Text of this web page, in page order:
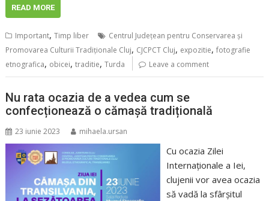
READ MORE
Important,Timp liber
Centrul Județean pentru Conservarea și
Promovarea Culturii Tradiționale Cluj, CJCPCT Cluj, expozitie,fotografie
etnografica, obicei,traditie,Turda Leave a comment
Nu rata ocazia de a vedea cum se
confecționează o cămașă tradițională
23 iunie 2023 mihaela.ursan
Cu ocazia Zilei
Internaționale a Iei,
clujenii vor avea ocazia
să vadă la sfârșitul